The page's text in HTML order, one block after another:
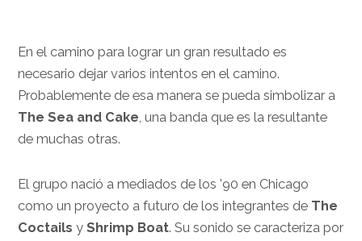
En el camino para lograr un gran resultado es
necesario dejar varios intentos en el camino.
Probablemente de esa manera se pueda simbolizar a
The Sea and Cake, una banda que es la resultante
de muchas otras.
El grupo nació a mediados de los ’90 en Chicago
como un proyecto a futuro de los integrantes de The
CoctailsyShrimp Boat. Su sonido se caracteriza por